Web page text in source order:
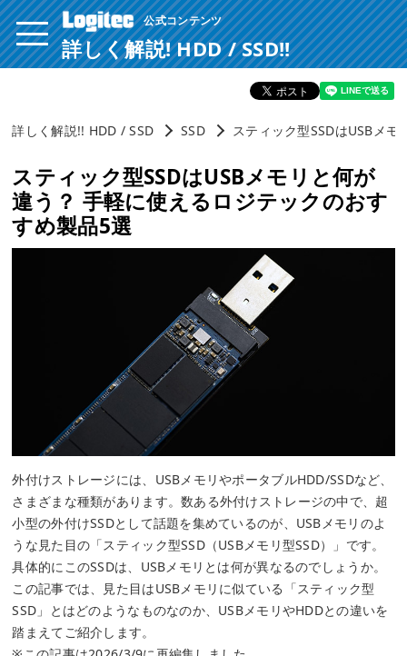
公式コンテンツ
詳しく解説! HDD / SSD!!
詳しく解説!! HDD / SSD SSD スティック型SSDはUSBメ
スティック型SSDはUSBメモリと何が
違う？ 手軽に使えるロジテックのおす
すめ製品5選
外付けストレージには、USBメモリやポータブルHDD/SSDなど、
さまざまな種類があります。数ある外付けストレージの中で、超
小型の外付けSSDとして話題を集めているのが、USBメモリのよ
うな見た目の「スティック型SSD（USBメモリ型SSD）」です。
具体的にこのSSDは、USBメモリとは何が異なるのでしょうか。
この記事では、見た目はUSBメモリに似ている「スティック型
SSD」とはどのようなものなのか、USBメモリやHDDとの違いを
踏まえてご紹介します。